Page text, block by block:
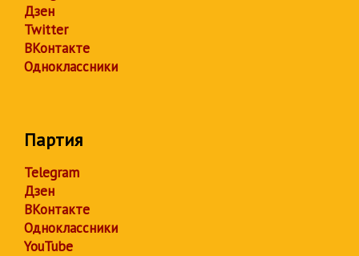
Дзен
Twitter
ВКонтакте
Одноклассники
Партия
Telegram
Дзен
ВКонтакте
Одноклассники
YouTube